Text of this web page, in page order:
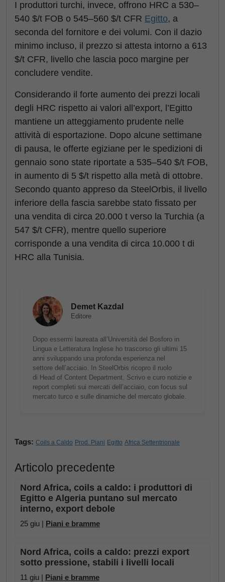
I produttori turchi, invece, offrono HRC a 530–
540 $/t FOB o 545–560 $/t CFR Egitto, a
seconda del fornitore e dei volumi. Con il dazio
minimo incluso, il prezzo si attesta intorno a 613
$/t CFR, livello che lascia poco margine per
concludere vendite.
Considerando il forte aumento dei prezzi locali
degli HRC rispetto ai valori all’export, l’Egitto
mantiene un atteggiamento prudente nelle
attività di esportazione. Dopo alcune settimane
di pausa, le offerte egiziane per le spedizioni di
gennaio sono state riportate a 535–540 $/t FOB,
in aumento di 5 $/t rispetto alla metà di ottobre.
Secondo quanto appreso da SteelOrbis, il livello
inferiore della fascia sarebbe stato fissato per
una vendita di circa 20.000 t verso la Turchia (a
547 $/t CFR), mentre quello superiore
corrisponde a una vendita di circa 10.000 t di
HRC alla Tunisia.
Demet Kazdal
Editore
Dopo essermi laureata all’Università del Bosforo in
Lingua e Letteratura Inglese ho trascorso gli ultimi 15
anni sviluppando una profonda esperienza nel
settore dell’acciaio. In SteelOrbis ricopro il ruolo
di Head of Content Department. Scrivo e curo notizie e
report completi sui mercati dell’acciaio, con focus sul
mercato turco e sulle dinamiche del mercato globale.
Tags: Coils a Caldo Prod. Piani Egitto Africa Settentrionale
Articolo precedente
Nord Africa, coils a caldo: i produttori di
Egitto e Algeria puntano sul mercato
interno, export debole
25 giu | Piani e bramme
Nord Africa, coils a caldo: prezzi export
sotto pressione, stabili i livelli locali
11 giu | Piani e bramme